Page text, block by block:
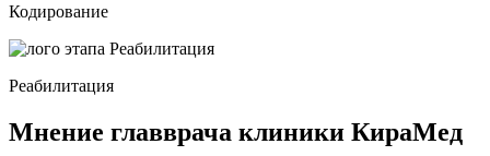
Кодирование
Реабилитация
Мнение главврача клиники КираМед